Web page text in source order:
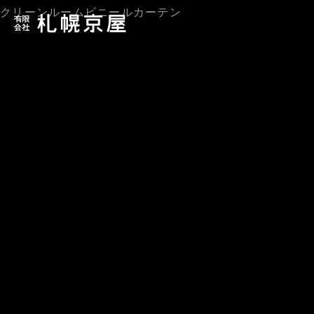
クリーンルームビニールカーテン